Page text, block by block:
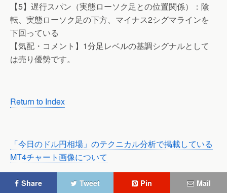
【5】遅行スパン（実態ローソク足との位置関係）：陰
転、実態ローソク足の下方、マイナス2シグマラインを
下回っている
【気配・コメント】1分足レベルの基調シグナルとして
は売り優勢です。
Return to Index
「今日のドル円相場」のテクニカル分析で掲載している
MT4チャート画像について
Share Tweet Pin Mail